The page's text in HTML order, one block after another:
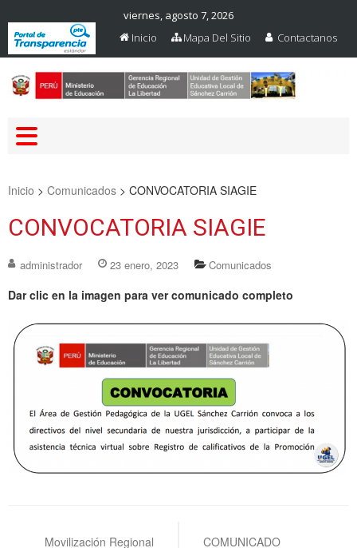
viernes, agosto 7, 2026
Inicio
Mapa Del Sitio Contactanos
Inicio > Comunicados > CONVOCATORIA SIAGIE
CONVOCATORIA SIAGIE
administrador 23 enero, 2023 Comunicados
Dar clic en la imagen para ver comunicado completo
Movilización Regional
COMUNICADO